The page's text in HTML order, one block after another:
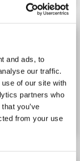
and ads, to
our traffic.
of our site with
partners who
you’ve
from your use
Détails